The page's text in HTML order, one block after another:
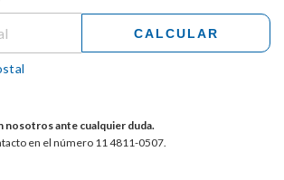
CALCULAR
nosotros ante cualquier duda.
en el número 11 4811-0507.